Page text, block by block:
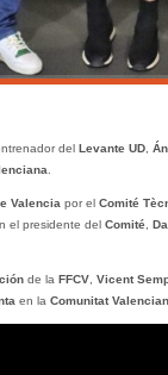
del Levante UD,
.
Valencia por elComité
el presidente del Comité,
de la FFCV, Vicent
en la Comunitat